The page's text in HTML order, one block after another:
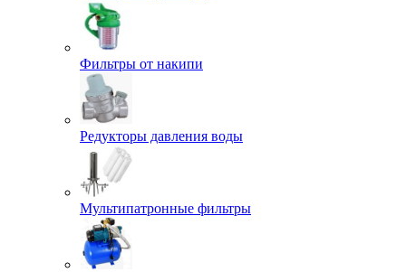
Фильтры от накипи
Редукторы давления воды
Мультипатронные фильтры